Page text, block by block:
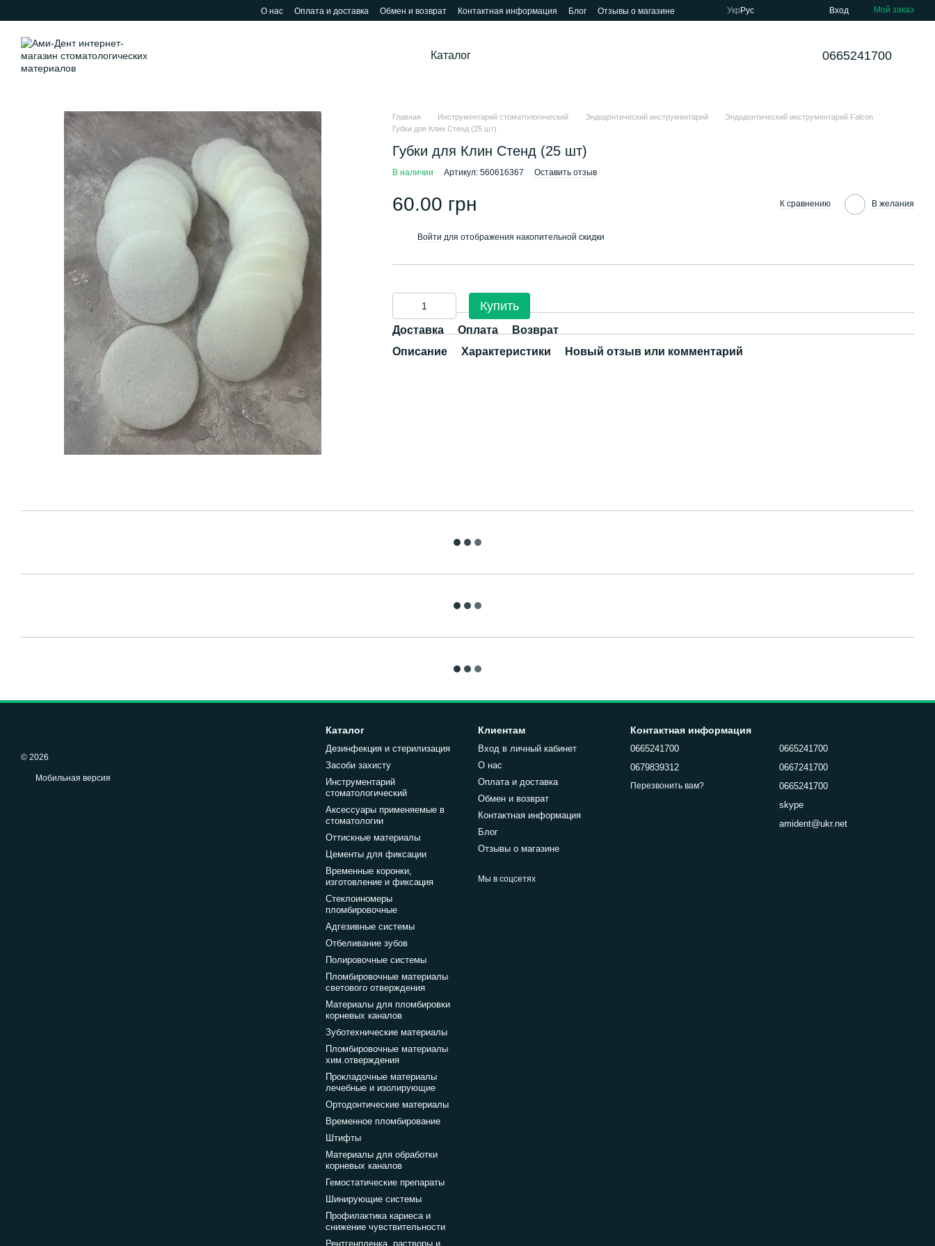
О нас Оплата и доставка Обмен и возврат Контактная информация Блог Отзывы о магазине Укр Рус Вход Мой заказ
Каталог 0665241700
Главная Инструментарий стоматологический Эндодонтический инструментарий
Эндодонтический инструментарий Falcon
Губки для Клин Стенд (25 шт)
Губки для Клин Стенд (25 шт)
В наличии Артикул: 560616367 Оставить отзыв
60.00 грн К сравнению В желания
Войти для отображения накопительной скидки
Купить
Доставка Оплата
Возврат
Описание
Характеристики Новый отзыв или комментарий
© 2026
Мобильная версия
Каталог
Дезинфекция и стерилизация
Засоби захисту
Инструментарий
стоматологический
Аксессуары применяемые в
стоматологии
Оттискные материалы
Цементы для фиксации
Временные коронки,
изготовление и фиксация
Стеклоиномеры
пломбировочные
Адгезивные системы
Отбеливание зубов
Полировочные системы
Пломбировочные материалы
светового отверждения
Материалы для пломбировки
корневых каналов
Зуботехнические материалы
Пломбировочные материалы
хим.отверждения
Прокладочные материалы
лечебные и изолирующие
Ортодонтические материалы
Временное пломбирование
Штифты
Материалы для обработки
корневых каналов
Гемостатические препараты
Шинирующие системы
Профилактика кариеса и
снижение чувствительности
Рентгенпленка, растворы и
Клиентам
Вход в личный кабинет
О нас
Оплата и доставка
Обмен и возврат
Контактная информация
Блог
Отзывы о магазине
Мы в соцсетях
Контактная информация
0665241700
0679839312
Перезвонить вам?
0665241700
0667241700
0665241700
skype
amident@ukr.net